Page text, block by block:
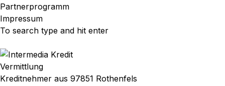
Menu
Partnerprogramm
Impressum
Vermittlung
Kreditnehmer aus 97851 Rothenfels